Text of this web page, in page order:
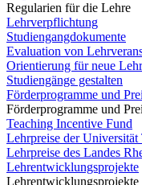
Regularien für die Lehre
Lehrverpflichtung
Studiengangdokumente
Evaluation von
Orientierung für neue
Studiengänge gestalten
Förderprogramme und
Förderprogramme und
Teaching Incentive Fund
Lehrpreise der Universität
Lehrpreise des Landes
Lehrentwicklungsprojekte
Lehrentwicklungsprojekte